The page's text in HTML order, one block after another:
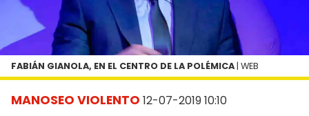
MANOSEO VIOLENTO 12-07-2019 10:10
FABIÁN GIANOLA, EN EL CENTRO DE LA POLÉMICA | WEB